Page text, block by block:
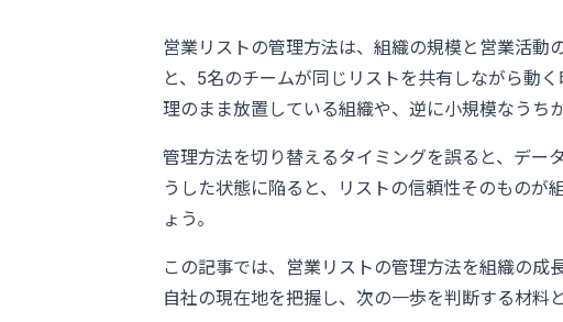
営業リストの管理方法は、組織の規模と営業活動
と、5名のチームが同じリストを共有しながら動
理のまま放置している組織や、逆に小規模なうち
管理方法を切り替えるタイミングを誤ると、デー
うした状態に陥ると、リストの信頼性そのものが
ょう。
この記事では、営業リストの管理方法を組織の成
自社の現在地を把握し、次の一歩を判断する材料